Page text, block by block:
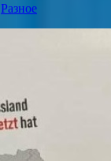
Разное